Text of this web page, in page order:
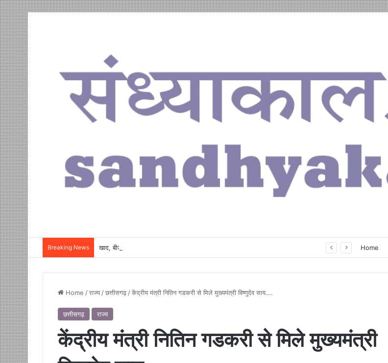
Breaking News Home
Home /राज्य /छत्तीसगढ़ /केंद्रीय मंत्री नितिन गडकरी से मिले मुख्यमंत्री विष्णुदेव साय….
छत्तीसगढ़ राज्य
केंद्रीय मंत्री नितिन गडकरी से मिले मुख्यमंत्री